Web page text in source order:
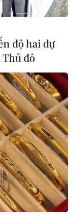
độ hai dự
đô